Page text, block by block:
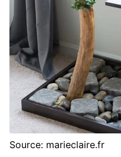
Source: marieclaire.fr